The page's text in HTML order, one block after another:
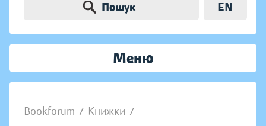
Пошук EN
Меню
Bookforum / Книжки /